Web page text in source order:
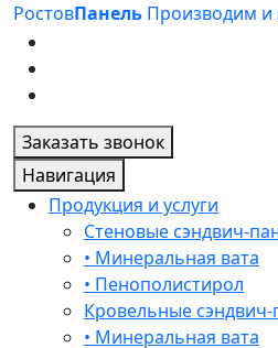
РостовПанель Производим и
Заказать звонок
Навигация
Продукция и услуги
Стеновые сэндвич-
• Минеральная вата
• Пенополистирол
Кровельные сэндвич-
• Минеральная вата